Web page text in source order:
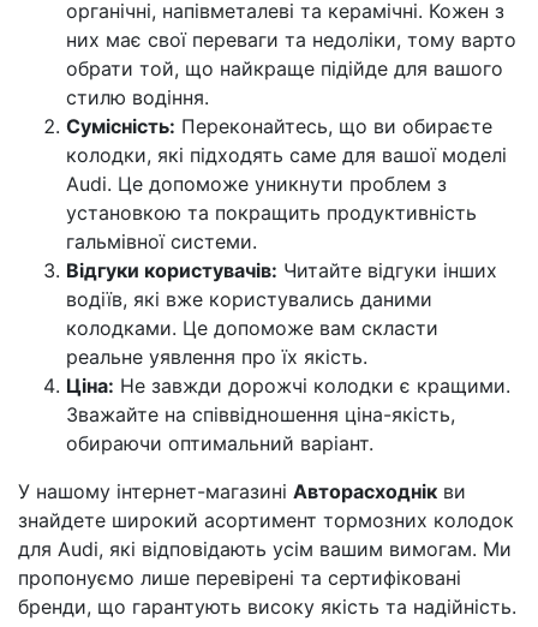
органічні, напівметалеві та керамічні. Кожен з
них має свої переваги та недоліки, тому варто
обрати той, що найкраще підійде для вашого
стилю водіння.
Сумісність: Переконайтесь, що ви обираєте
колодки, які підходять саме для вашої моделі
Audi. Це допоможе уникнути проблем з
установкою та покращить продуктивність
гальмівної системи.
Відгуки користувачів: Читайте відгуки інших
водіїв, які вже користувались даними
колодками. Це допоможе вам скласти
реальне уявлення про їх якість.
Ціна: Не завжди дорожчі колодки є кращими.
Зважайте на співвідношення ціна-якість,
обираючи оптимальний варіант.
У нашому інтернет-магазині Авторасходнік ви
знайдете широкий асортимент тормозних колодок
для Audi, які відповідають усім вашим вимогам. Ми
пропонуємо лише перевірені та сертифіковані
бренди, що гарантують високу якість та надійність.